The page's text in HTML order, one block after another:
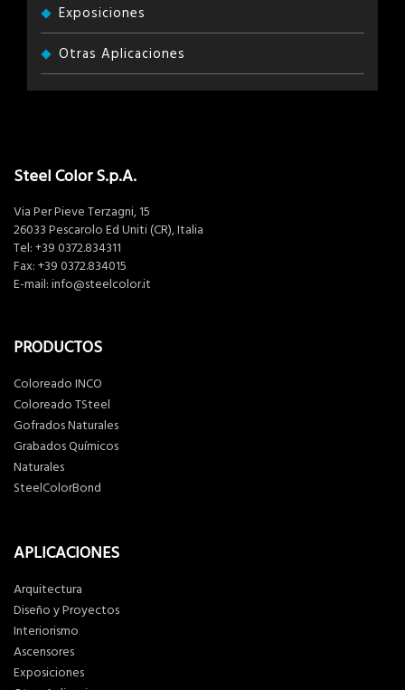
Exposiciones
Otras Aplicaciones
Steel Color S.p.A.
Via Per Pieve Terzagni, 15
26033 Pescarolo Ed Uniti (CR), Italia
Tel: +39 0372.834311
Fax: +39 0372.834015
E-mail: info@steelcolor.it
PRODUCTOS
Coloreado INCO
Coloreado TSteel
Gofrados Naturales
Grabados Químicos
Naturales
SteelColorBond
APLICACIONES
Arquitectura
Diseño y Proyectos
Interiorismo
Ascensores
Exposiciones